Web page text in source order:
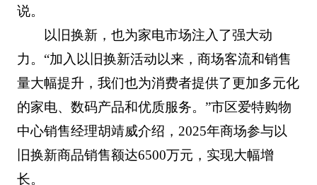
说。
以旧换新，也为家电市场注入了强大动
力。“加入以旧换新活动以来，商场客流和销售
量大幅提升，我们也为消费者提供了更加多元化
的家电、数码产品和优质服务。”市区爱特购物
中心销售经理胡靖威介绍，2025年商场参与以
旧换新商品销售额达6500万元，实现大幅增
长。